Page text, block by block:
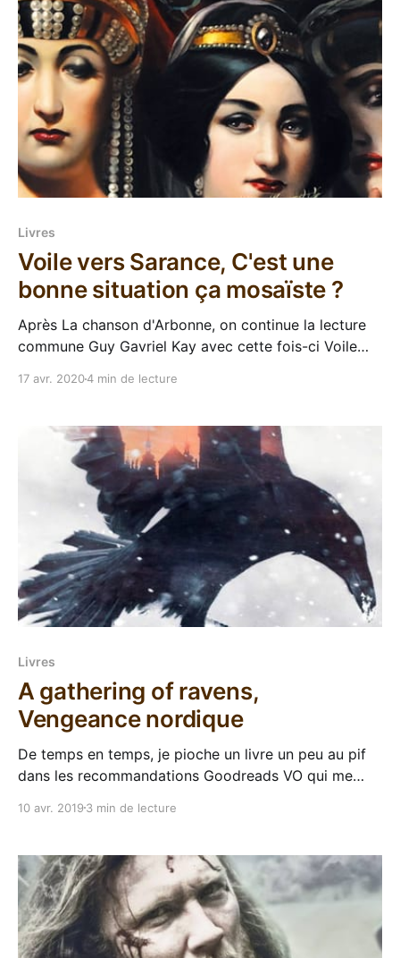
Livres
Voile vers Sarance, C'est une
bonne situation ça mosaïste ?
Après La chanson d'Arbonne, on continue la lecture
commune Guy Gavriel Kay avec cette fois-ci Voile
principe, un
17 avr. 20204 min de lecture
Livres
A gathering of ravens,
Vengeance nordique
De temps en temps, je pioche un livre un peu au pif
dans les recommandations Goodreads VO qui me
est de ceux-là. Bon, je dis "au pif", mais l'ami Apophis
10 avr. 2019 3 min de lecture